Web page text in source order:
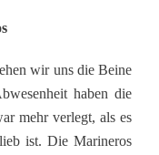
wir uns die Beine
haben die
mehr verlegt, als es
ist. Die Marineros